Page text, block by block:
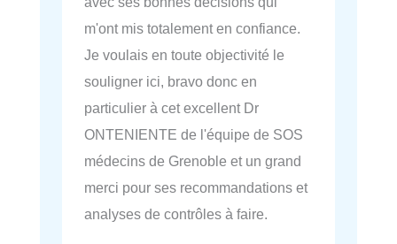
m'ont mis totalement en confiance.
Je voulais en toute objectivité le
souligner ici, bravo donc en
particulier à cet excellent Dr
ONTENIENTE de l'équipe de SOS
médecins de Grenoble et un grand
merci pour ses recommandations et
analyses de contrôles à faire.